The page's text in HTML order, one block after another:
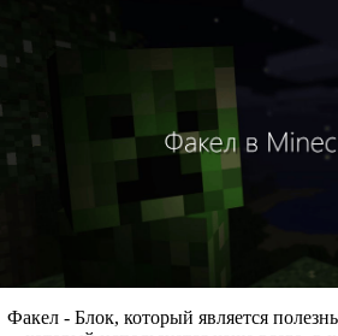
Факел - Блок, который является